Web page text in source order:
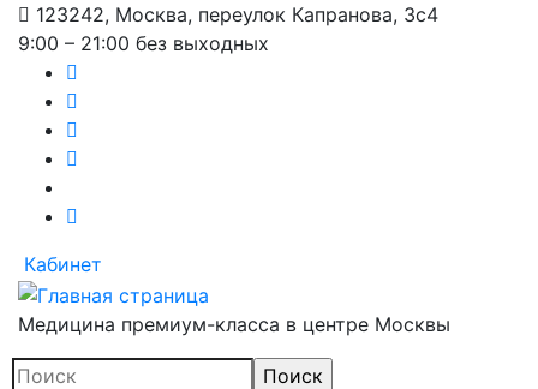
Перейти
123242, Москва, переулок Капранова, 3с4
9:00 – 21:00 без выходных
Кабинет
Медицина премиум-класса в центре Москвы